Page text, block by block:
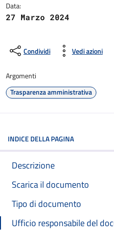
Data:
27 Marzo 2024
Condividi Vedi azioni
Argomenti
Trasparenza amministrativa
INDICE DELLA PAGINA
Descrizione
Scarica il documento
Tipo di documento
Ufficio responsabile del